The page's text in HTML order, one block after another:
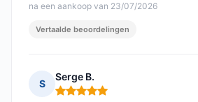
na een aankoop van 23/07/2026
Vertaalde beoordelingen
S
Serge B.
Opmerking: 5 van 5